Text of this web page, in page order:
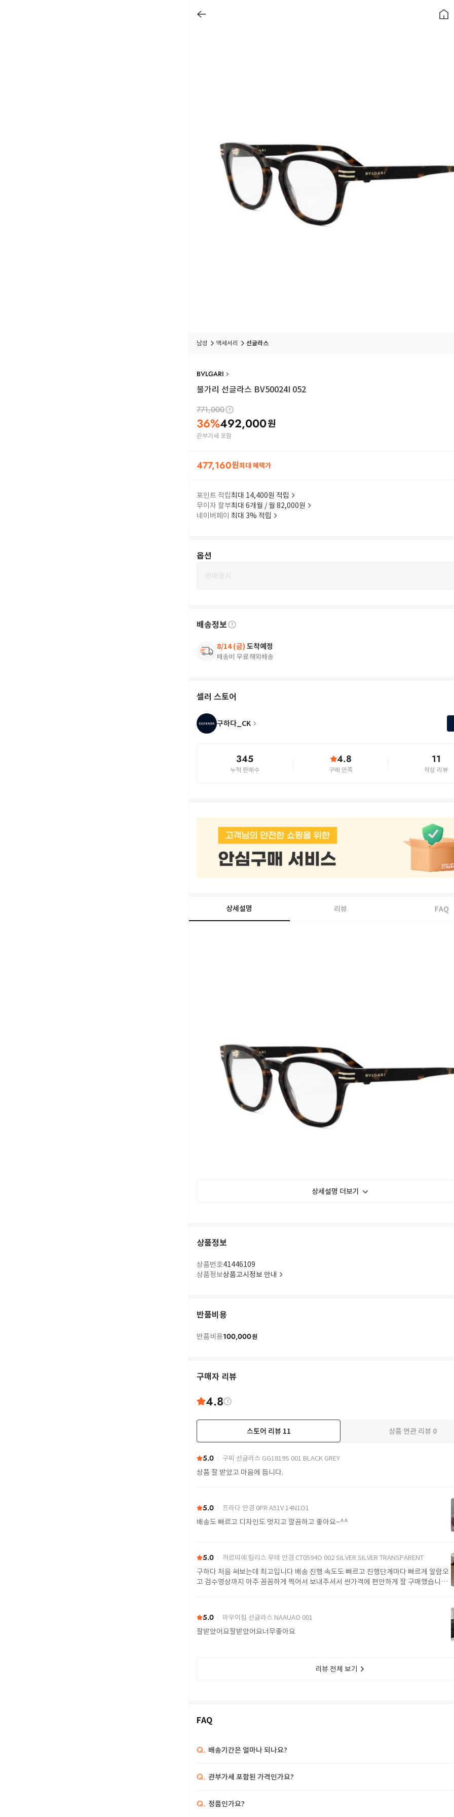
남성 액세서리 선글라스
BVLGARI
불가리 선글라스 BV50024I 052
771,000
36%492,000원
관부가세 포함
477,160원최대 혜택가
포인트 적립최대 14,400원 적립
무이자 할부최대 6개월 / 월 82,000원
네이버페이 최대 3% 적립
옵션
판매중지
배송정보
8/14 (금) 도착예정
배송비 무료해외배송
셀러 스토어
구하다_CK
345
누적 판매수
4.8
구매 만족
11
작성 리뷰
상세설명 리뷰 FAQ
상세설명 더보기
상품정보
상품번호41446109
상품정보상품고시정보 안내
반품비용
반품비용100,000원
구매자 리뷰
4.8
스토어 리뷰 11 상품 연관 리뷰 0
5.0 구찌 선글라스 GG1819S 001 BLACK GREY
상품 잘 받았고 마음에 듭니다.
5.0 프라다 안경 0PR A51V 14N1O1
배송도 빠르고 디자인도 멋지고 깔끔하고 좋아요~^^
5.0 까르띠에 림리스 무테 안경 CT0594O 002 SILVER SILVER TRANSPARENT
구하다 처음 써보는데 최고입니다 배송 진행 속도도 빠르고 진행단계마다 빠르게 알람오
고 검수영상까지 아주 꼼꼼하게 찍어서 보내주셔서 싼가격에 편안하게 잘 구매했습니다.
5.0 마우이짐 선글라스 NAAUAO 001
잘받았어요잘받았어요너무좋아요
리뷰 전체 보기
FAQ
Q. 배송기간은 얼마나 되나요?
Q. 관부가세 포함된 가격인가요?
Q. 정품인가요?